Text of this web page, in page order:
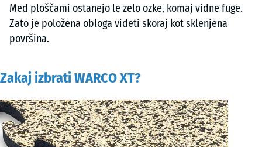
Med ploščami ostanejo le zelo ozke, komaj vidne fuge.
Zato je položena obloga videti skoraj kot sklenjena
površina.
Zakaj izbrati WARCO XT?